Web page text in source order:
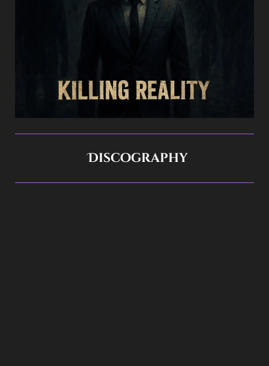
Discography